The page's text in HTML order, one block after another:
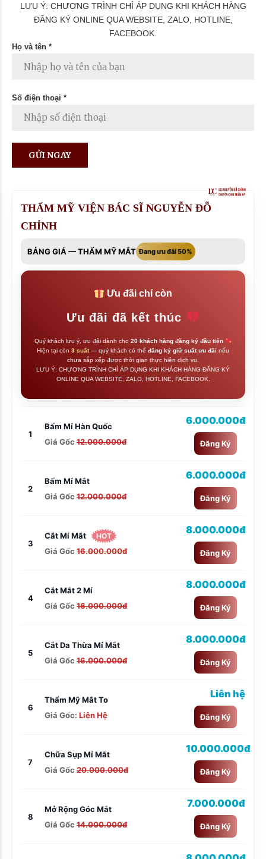
LƯU Ý: CHƯƠNG TRÌNH CHỈ ÁP DỤNG KHI KHÁCH HÀNG
ĐĂNG KÝ ONLINE QUA WEBSITE, ZALO, HOTLINE,
FACEBOOK.
Họ và tên *
Số điện thoại *
THẨM MỸ VIỆN BÁC SĨ NGUYỄN ĐỖ
CHỈNH
BẢNG GIÁ — THẨM MỸ MẮT Đang ưu đãi 50%
Ưu đãi chỉ còn
Ưu đãi đã kết thúc
Quý khách lưu ý, ưu đãi dành cho 20 khách hàng đăng ký đầu tiên
Hiện tại còn 3 suất— quý khách có thể đăng ký giữ suất ưu đãi nếu
chưa sắp xếp được thời gian thực hiện dịch vụ.
LƯU Ý: CHƯƠNG TRÌNH CHỈ ÁP DỤNG KHI KHÁCH HÀNG ĐĂNG KÝ
ONLINE QUA WEBSITE, ZALO, HOTLINE, FACEBOOK.
1
Bấm Mí Hàn Quốc
Giá Gốc 12.000.000đ
6.000.000đ
Đăng Ký
2
Bấm Mí Mắt
Giá Gốc 12.000.000đ
6.000.000đ
Đăng Ký
3
Cắt Mí Mắt HOT
Giá Gốc 16.000.000đ
8.000.000đ
Đăng Ký
4
Cắt Mắt 2 Mí
Giá Gốc 16.000.000đ
8.000.000đ
Đăng Ký
5
Cắt Da Thừa Mí Mắt
Giá Gốc 16.000.000đ
8.000.000đ
Đăng Ký
6
Thẩm Mỹ Mắt To
Giá Gốc: Liên Hệ
Liên hệ
Đăng Ký
7
Chữa Sụp Mí Mắt
Giá Gốc 20.000.000đ
10.000.000đ
Đăng Ký
8
Mở Rộng Góc Mắt
Giá Gốc 14.000.000đ
7.000.000đ
Đăng Ký